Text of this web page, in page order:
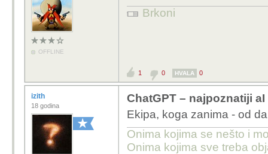
OFFLINE
Brkoni
1 0 HVALA 0
izith
18 godina
ChatGPT – najpoznatiji
Ekipa, koga zanima - od
Onima kojima se nešto i
Onima kojima sve treba